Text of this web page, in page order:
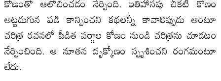
అట్టడుగున పడి కాన్పించని కథలన్నీ కావాలిప్పుడు అంటూ
చరిత్ర రచనలో పీడిత వర్గాల కోణం నుండి చరిత్రను చూడటం
నేర్పించింది. ఆ నూతన దృక్కోణం స్పృశించని రంగమంటూ
లేదు.